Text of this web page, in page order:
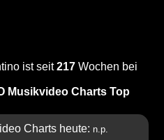
ist seit217 Wochen bei
Musikvideo Charts Top
Charts heute: n.p.